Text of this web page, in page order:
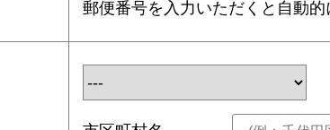
郵便番号を入力いただくと自動的